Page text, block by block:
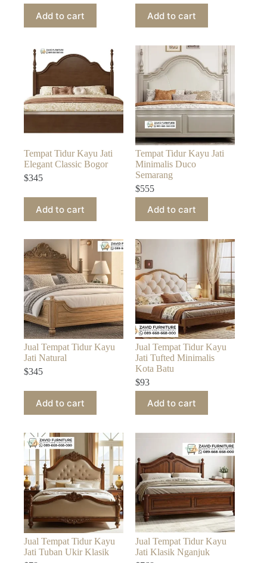
Add to cart Add to cart
Tempat Tidur Kayu Jati
Elegant Classic Bogor
$345
Add to cart
Tempat Tidur Kayu Jati
Minimalis Duco
Semarang
$555
Add to cart
Jual Tempat Tidur Kayu
Jati Natural
$345
Add to cart
Jual Tempat Tidur Kayu
Jati Tufted Minimalis
Kota Batu
$93
Add to cart
Jual Tempat Tidur Kayu
Jati Tuban Ukir Klasik
Jual Tempat Tidur Kayu
Jati Klasik Nganjuk